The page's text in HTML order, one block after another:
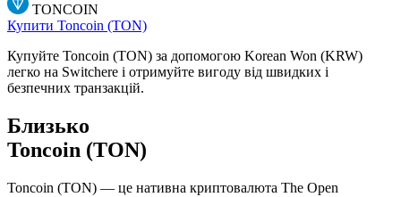
TONCOIN
Купити Toncoin (TON)
Купуйте Toncoin (TON) за допомогою Korean Won (KRW)
легко на Switchere і отримуйте вигоду від швидких і
безпечних транзакцій.
Близько
Toncoin (TON)
Toncoin (TON) — це нативна криптовалюта The Open